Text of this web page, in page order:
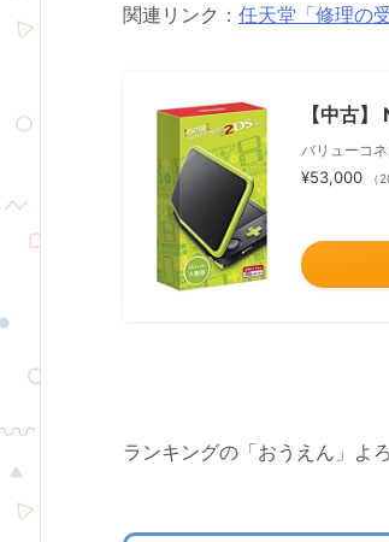
関連リンク： 任天堂「修理の
【中古
バリューコネ
¥53,000 （
ランキングの「おうえん」よ